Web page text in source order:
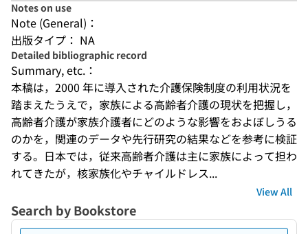
Notes on use
Note (General)：
出版タイプ： NA
Detailed bibliographic record
Summary, etc.：
本稿は，2000 年に導入された介護保険制度の利用状況を
踏まえたうえで，家族による高齢者介護の現状を把握し，
高齢者介護が家族介護者にどのような影響をおよぼしうる
のかを，関連のデータや先行研究の結果などを参考に検証
する。日本では，従来高齢者介護は主に家族によって担わ
れてきたが，核家族化やチャイルドレス...
View All
Search by Bookstore